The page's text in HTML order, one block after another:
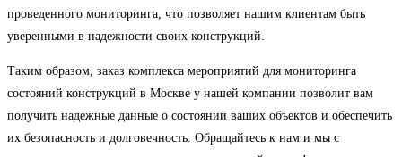
проведенного мониторинга, что позволяет нашим клиентам быть
уверенными в надежности своих конструкций.
Таким образом, заказ комплекса мероприятий для мониторинга
состояний конструкций в Москве у нашей компании позволит вам
получить надежные данные о состоянии ваших объектов и обеспечить
их безопасность и долговечность. Обращайтесь к нам и мы с